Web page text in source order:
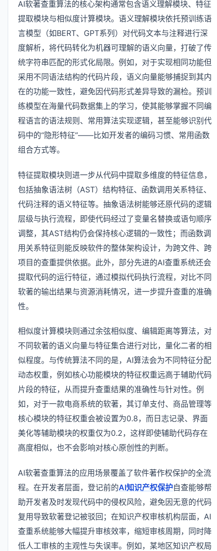
AI软著查重算法的核心架构通常包含语义理解模块、特征
提取模块与相似度计算模块。语义理解模块依托预训练语
言模型（如BERT、GPT系列）对代码文本与注释进行深
度解析，将代码转化为机器可理解的语义向量，打破了传
统字符串匹配的形式化局限。例如，对于实现相同功能但
采用不同语法结构的代码片段，语义向量能够捕捉到其内
在的功能一致性，避免因代码形式差异导致的漏检。预训
练模型在海量代码数据集上的学习，使其能够掌握不同编
程语言的语法规则、常用算法实现逻辑，甚至能够识别代
码中的“隐形特征”——比如开发者的编码习惯、常用函数
组合方式等。
特征提取模块则进一步从代码中提取多维度的特征信息，
包括抽象语法树（AST）结构特征、函数调用关系特征、
代码注释的语义特征等。抽象语法树能够还原代码的逻辑
层级与执行流程，即使代码经过了变量名替换或语句顺序
调整，其AST结构仍会保持核心逻辑的一致性；而函数调
用关系特征则能反映软件的整体架构设计，为跨文件、跨
项目的查重提供依据。此外，部分先进的AI查重系统还会
提取代码的运行特征，通过模拟代码执行流程，对比不同
软著的输出结果与资源消耗情况，进一步提升查重的准确
性。
相似度计算模块则通过余弦相似度、编辑距离等算法，对
不同软著的语义向量与特征集合进行对比，量化二者的相
似程度。与传统算法不同的是，AI算法会为不同特征分配
动态权重，例如核心功能模块的特征权重远高于辅助代码
片段的特征，从而提升查重结果的准确性与针对性。例
如，对于一款电商系统的软著，其订单支付、商品管理等
核心模块的特征权重会被设置为0.8，而日志记录、界面
美化等辅助模块的权重仅为0.2，这样即使辅助代码存在
高度相似，也不会影响对核心原创性的判断。
AI软著查重算法的应用场景覆盖了软件著作权保护的全流
程。在开发者层面，登记前的AI知识产权保护自查能够帮
助开发者及时发现代码中的侵权风险，避免因无意的代码
复用导致软著登记被驳回；在知识产权审核机构层面，AI
查重系统能够大幅提升审核效率，缩短审核周期，同时降
低人工审核的主观性与失误率。例如，某地区知识产权局